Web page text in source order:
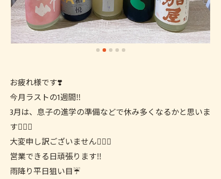
お疲れ様です❣️
今月ラストの1週間‼️
3月は、息子の進学の準備などで休み多くなるかと思いま
す🙇🏻‍♀️
大変申し訳ございません🙇🏻‍♀️
営業できる日頑張ります‼️
雨降り平日狙い目☔️